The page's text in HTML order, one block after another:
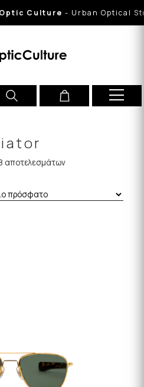
Culture - Urban Optical
αποτελεσμάτων